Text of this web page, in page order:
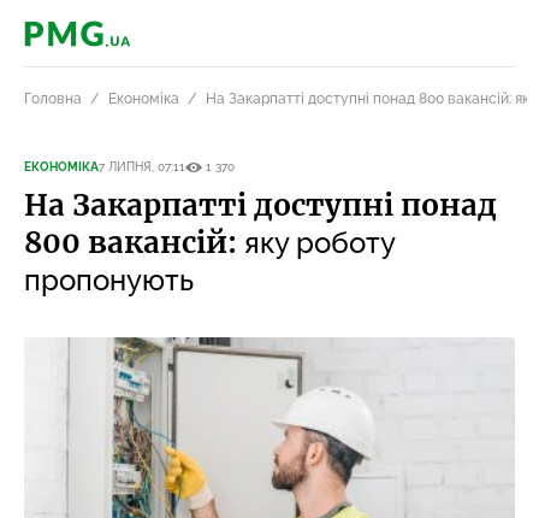
PMG.ua
Головна Економіка На Закарпатті доступні понад 800 вакансій:
ЕКОНОМІКА7 ЛИПНЯ, 07:11 1 370
На Закарпатті доступні понад
800 вакансій: яку роботу
пропонують